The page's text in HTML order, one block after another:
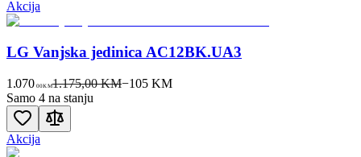
Akcija
LG Vanjska jedinica AC12BK.UA3
1.070 00KM1.175,00 KM−105KM
Samo 4 na stanju
Akcija